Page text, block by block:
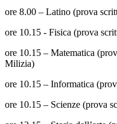
ore 8.00 – Latino (prova
ore 10.15 - Fisica (prova
ore 10.15 – Matematica
Milizia)
ore 10.15 – Informatica
ore 10.15 – Scienze (prova